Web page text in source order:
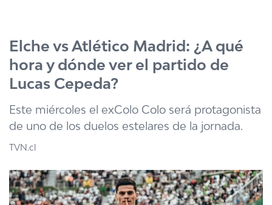
Elche vs Atlético Madrid: ¿A qué
hora y dónde ver el partido de
Lucas Cepeda?
Este miércoles el exColo Colo será protagonista
de uno de los duelos estelares de la jornada.
TVN.cl